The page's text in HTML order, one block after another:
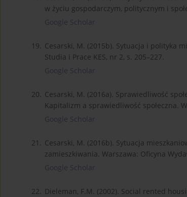
w życiu gospodarczym, politycznym i
Google Scholar
19. Cesarski, M. (2015b). Sytuacja i polityka
Studia i Prace KES, nr 2, s. 205–227.
Google Scholar
20. Cesarski, M. (2016a). Sprawiedliwość
Kapitalizm a sprawiedliwość społeczna.
Google Scholar
21. Cesarski, M. (2016b). Sytuacja
zamieszkiwania. Warszawa: Oficyna
Google Scholar
22. Dieleman, F.M. (2002). Social rented